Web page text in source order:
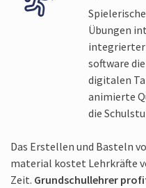
Übungen
software
digitalen
animierte
die
Das Erstellen und Basteln
material kostet Lehrkräfte
Zeit. Grundschul­lehrer